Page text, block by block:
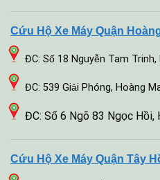
Cứu Hộ Xe Máy Quận
ĐC: Số 18 Nguyễn Tam Trinh,
ĐC: 539 Giải Phóng, Hoàng
ĐC: Số 6 Ngõ 83 Ngọc Hồi,
Cứu Hộ Xe Máy Quận Tây